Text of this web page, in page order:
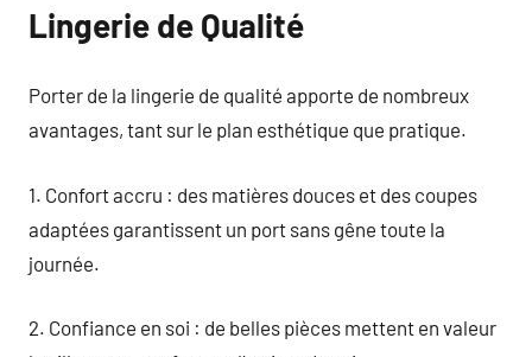
Lingerie de Qualité
Porter de la lingerie de qualité apporte de nombreux
avantages, tant sur le plan esthétique que pratique.
1. Confort accru : des matières douces et des coupes
adaptées garantissent un port sans gêne toute la
journée.
2. Confiance en soi : de belles pièces mettent en valeur